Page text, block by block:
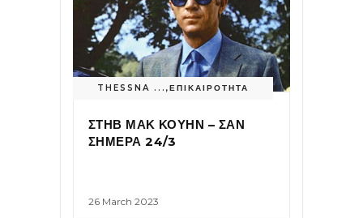
THESSNA ... ,ΕΠΙΚΑΙΡΟΤΗΤΑ
ΣΤΗΒ ΜΑΚ ΚΟΥΗΝ – ΣΑΝ
ΣΗΜΕΡΑ 24/3
26 March 2023